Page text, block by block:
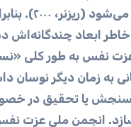
دیگران آشکار
ابعاد چندگانه‌اش
نفس به طور کلی
به زمان دیگر نوسان
سنجش یا تحقیق در